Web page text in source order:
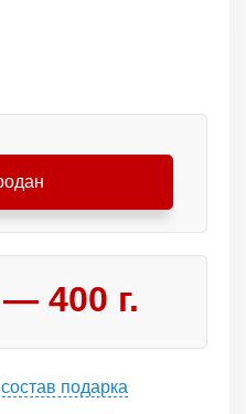
— 400 г.
подарка